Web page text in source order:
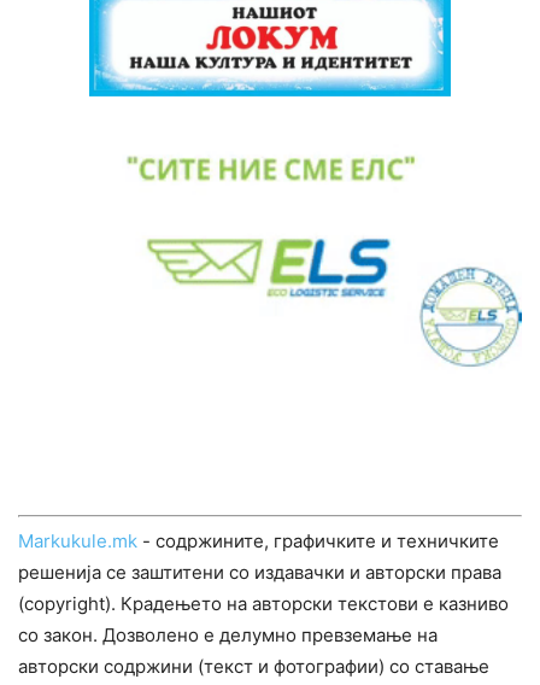
Markukule.mk - содржините, графичките и техничките
решенија се заштитени со издавачки и авторски права
(copyright). Крадењето на авторски текстови е казниво
со закон. Дозволено е делумно превземање на
авторски содржини (текст и фотографии) со ставање